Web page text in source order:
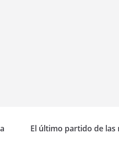
El último partido de las